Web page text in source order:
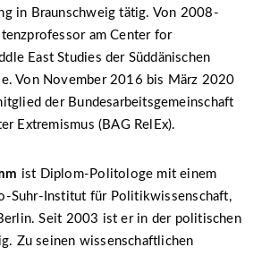
in Braunschweig tätig. Von 2008-
am Center for
East Studies der Süddänischen
Von November 2016 bis März 2020
der Bundesarbeitsgemeinschaft
Extremismus (BAG RelEx).
ist Diplom-Politologe mit einem
Suhr-Institut für Politikwissenschaft,
Seit 2003 ist er in der politischen
Zu seinen wissenschaftlichen